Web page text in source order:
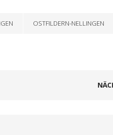
OSTFILDERN-NELLINGEN